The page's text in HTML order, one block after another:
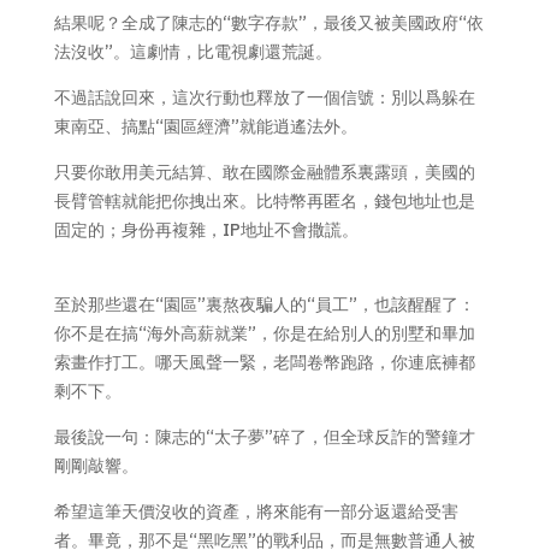
結果呢？全成了陳志的“數字存款”，最後又被美國政府“依
法沒收”。這劇情，比電視劇還荒誕。
不過話說回來，這次行動也釋放了一個信號：別以爲躲在
東南亞、搞點“園區經濟”就能逍遙法外。
只要你敢用美元結算、敢在國際金融體系裏露頭，美國的
長臂管轄就能把你拽出來。比特幣再匿名，錢包地址也是
固定的；身份再複雜，IP地址不會撒謊。
至於那些還在“園區”裏熬夜騙人的“員工”，也該醒醒了：
你不是在搞“海外高薪就業”，你是在給別人的別墅和畢加
索畫作打工。哪天風聲一緊，老闆卷幣跑路，你連底褲都
剩不下。
最後說一句：陳志的“太子夢”碎了，但全球反詐的警鐘才
剛剛敲響。
希望這筆天價沒收的資產，將來能有一部分返還給受害
者。畢竟，那不是“黑吃黑”的戰利品，而是無數普通人被